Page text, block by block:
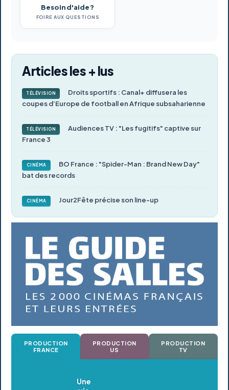
Besoin d'aide ?
FOIRE AUX QUESTIONS
Articles les + lus
TÉLÉVISION
Droits sportifs : Canal+ diffusera les
coupes d’Europe de football en Afrique subsaharienne
TÉLÉVISION
Audiences TV : "Les fugitifs" captive sur
France 3
CINÉMA
BO France : "Spider-Man : Brand New Day"
bat des records
CINÉMA Jour2Fête précise son line-up
PRODUCTION
FRANCE
PRODUCTION
US
PRODUCTION
TV
Oldeupe